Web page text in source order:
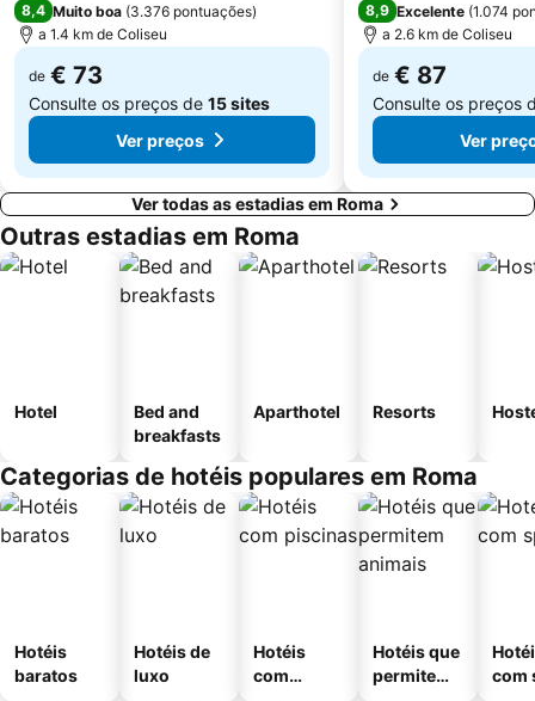
Lido di Ostia Levante
Santa Maria en Trastevere
Santa Cecilia in Trastevere
Cassia Flaminia
8,4 Muito boa (3.376 pontuações)
a 1.4 km de Coliseu
de € 73
Consulte os preços de 15 sites
Ver preços
8,9 Excelente (1.074
a 2.6 km de Coliseu
de € 87
Consulte os preços
Ver
Ver todas as estadias em Roma
Outras estadias em Roma
Hotel
Bed and
breakfasts
Aparthotel Resorts
Categorias de hotéis populares em Roma
Hotéis
baratos
Hotéis de
luxo
Hotéis
com
Hotéis que
permitem
com